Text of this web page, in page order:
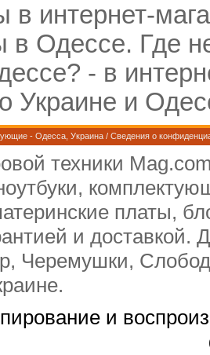
в интернет-
в Одессе. Где
- в
Украине и
- Одесса, Украина / Сведения о
техники
платы,
и доставкой.
Черемушки,
и